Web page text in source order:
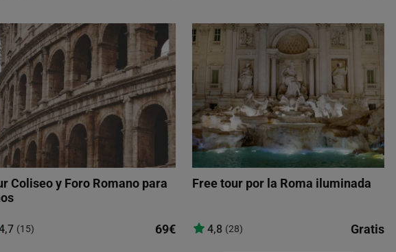
Coliseo y Foro Romano para
(15) 69€
Free tour por la Roma iluminada
4,8 (28) Gratis